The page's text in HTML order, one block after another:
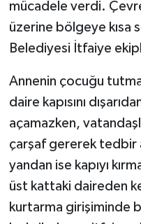
mücadele verdi.
üzerine bölgeye kısa
Belediyesi İtfaiye
Annenin çocuğu
daire kapısını
açamazken,
çarşaf gererek tedbir
yandan ise kapıyı
üst kattaki daireden
kurtarma girişiminde